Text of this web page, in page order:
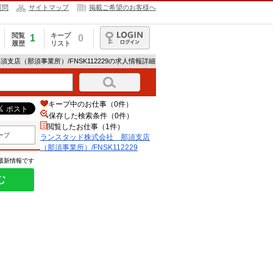
問 サイトマップ 掲載ご希望のお客様へ
閲覧
履歴
1
キープ
リスト
0
ログイン
支店（那須事業所）/FNSK112229の求人情報詳細
プ
新情報です
キープ中のお仕事（0件）
保存した検索条件（0件）
閲覧したお仕事（1件）
ランスタッド株式会社 那須支店
（那須事業所）/FNSK112229